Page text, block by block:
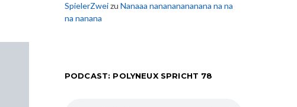
SpielerZweizu Nanaaa nanananananana na na
na nanana
PODCAST: POLYNEUX SPRICHT 78